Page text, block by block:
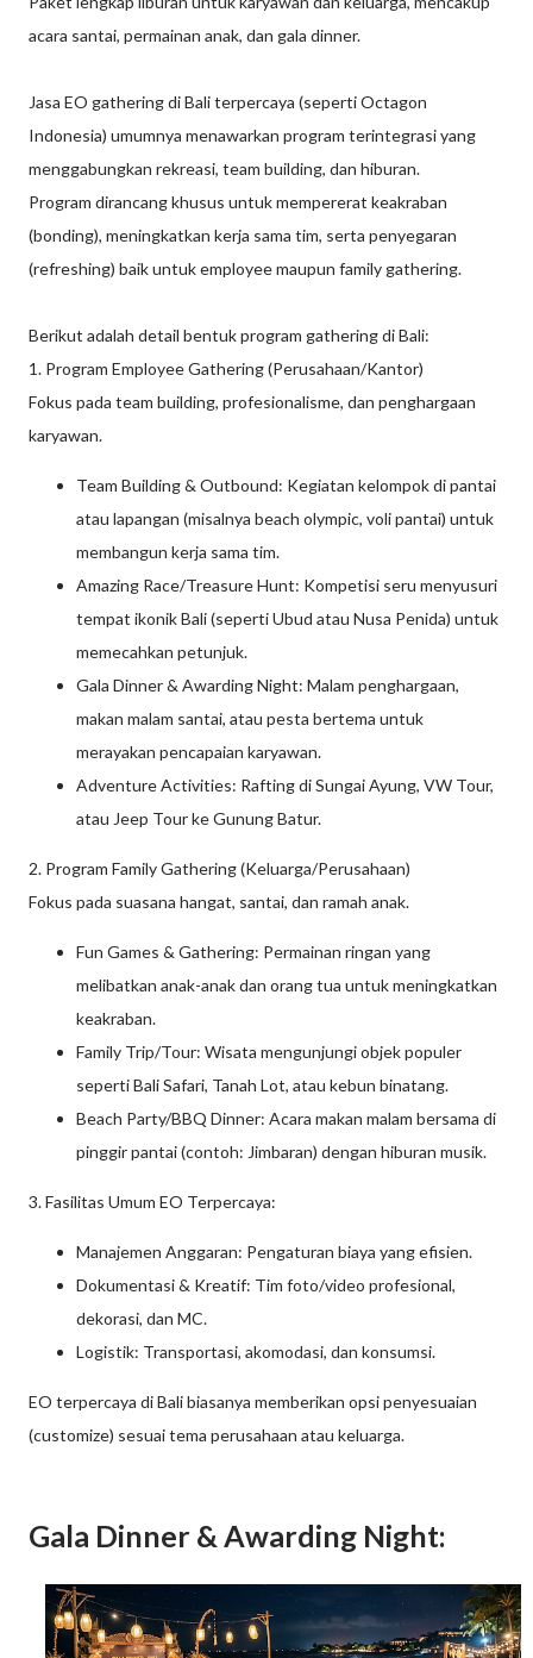
acara santai, permainan anak, dan gala dinner.
Jasa EO gathering di Bali terpercaya (seperti Octagon
Indonesia) umumnya menawarkan program terintegrasi yang
menggabungkan rekreasi, team building, dan hiburan.
Program dirancang khusus untuk mempererat keakraban
(bonding), meningkatkan kerja sama tim, serta penyegaran
(refreshing) baik untuk employee maupun family gathering.
Berikut adalah detail bentuk program gathering di Bali:
1. Program Employee Gathering (Perusahaan/Kantor)
Fokus pada team building, profesionalisme, dan penghargaan
karyawan.
Team Building & Outbound: Kegiatan kelompok di pantai
atau lapangan (misalnya beach olympic, voli pantai) untuk
membangun kerja sama tim.
Amazing Race/Treasure Hunt: Kompetisi seru menyusuri
tempat ikonik Bali (seperti Ubud atau Nusa Penida) untuk
memecahkan petunjuk.
Gala Dinner & Awarding Night: Malam penghargaan,
makan malam santai, atau pesta bertema untuk
merayakan pencapaian karyawan.
Adventure Activities: Rafting di Sungai Ayung, VW Tour,
atau Jeep Tour ke Gunung Batur.
2. Program Family Gathering (Keluarga/Perusahaan)
Fokus pada suasana hangat, santai, dan ramah anak.
Fun Games & Gathering: Permainan ringan yang
melibatkan anak-anak dan orang tua untuk meningkatkan
keakraban.
Family Trip/Tour: Wisata mengunjungi objek populer
seperti Bali Safari, Tanah Lot, atau kebun binatang.
Beach Party/BBQ Dinner: Acara makan malam bersama di
pinggir pantai (contoh: Jimbaran) dengan hiburan musik.
3. Fasilitas Umum EO Terpercaya:
Manajemen Anggaran: Pengaturan biaya yang efisien.
Dokumentasi & Kreatif: Tim foto/video profesional,
dekorasi, dan MC.
Logistik: Transportasi, akomodasi, dan konsumsi.
EO terpercaya di Bali biasanya memberikan opsi penyesuaian
(customize) sesuai tema perusahaan atau keluarga.
Gala Dinner & Awarding Night: